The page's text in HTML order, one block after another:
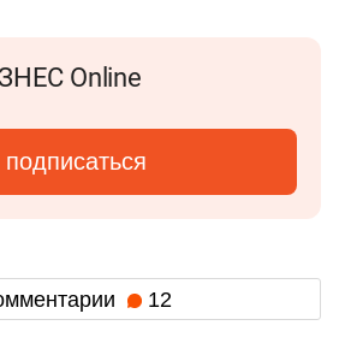
Online
подписаться
12